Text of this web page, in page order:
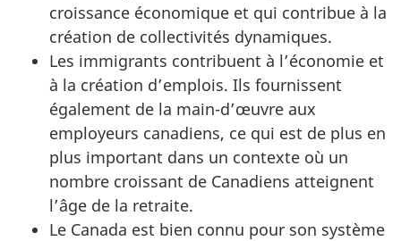
croissance économique et qui contribue à la
création de collectivités dynamiques.
Les immigrants contribuent à l’économie et
à la création d’emplois. Ils fournissent
également de la main-d’œuvre aux
employeurs canadiens, ce qui est de plus en
plus important dans un contexte où un
nombre croissant de Canadiens atteignent
l’âge de la retraite.
Le Canada est bien connu pour son système